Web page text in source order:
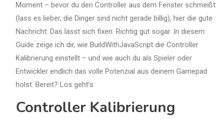
Moment – bevor du den Controller aus dem Fenster schmeißt
(lass es lieber, die Dinger sind nicht gerade billig), hier die gute
Nachricht: Das lässt sich fixen. Richtig gut sogar. In diesem
Guide zeige ich dir, wie BuildWithJavaScript die Controller
Kalibrierung einstellt – und wie auch du als Spieler oder
Entwickler endlich das volle Potenzial aus deinem Gamepad
holst. Bereit? Los geht’s.
Controller Kalibrierung